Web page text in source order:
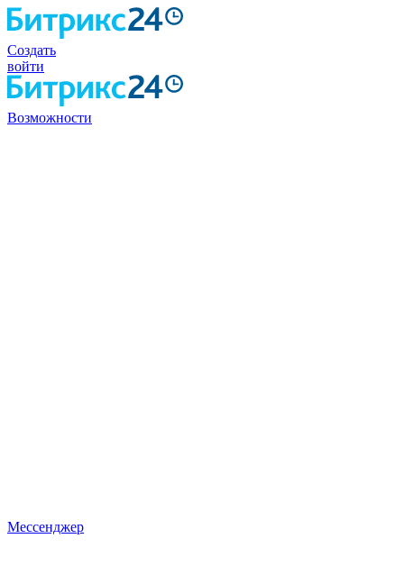
Создать
войти
Возможности
Мессенджер